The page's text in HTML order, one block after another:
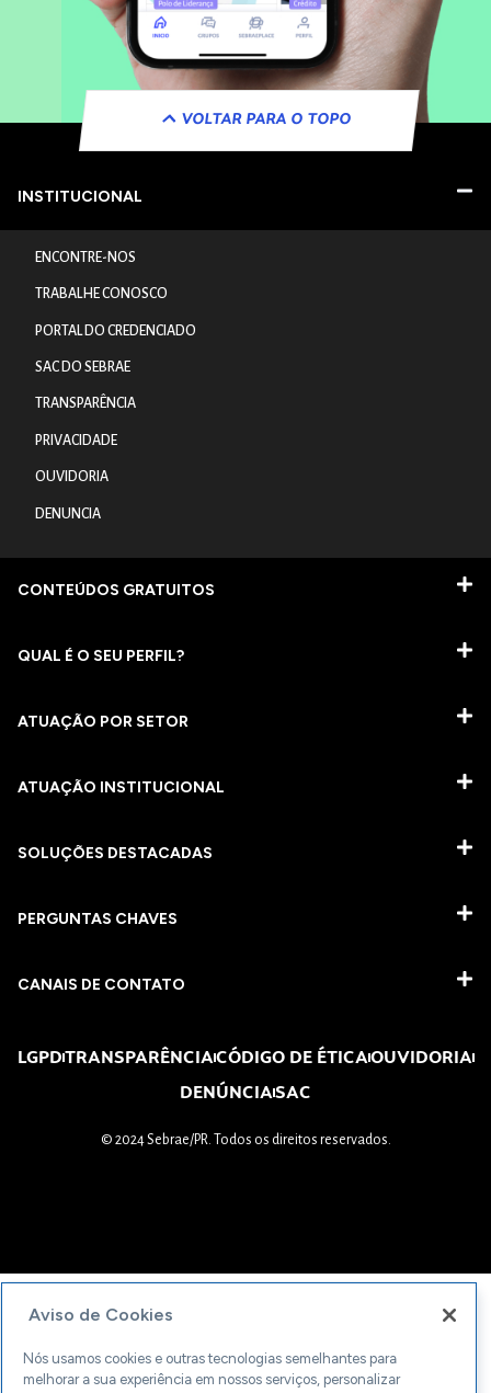
VOLTAR PARA O TOPO
INSTITUCIONAL
ENCONTRE-NOS
TRABALHE CONOSCO
PORTAL DO CREDENCIADO
SAC DO SEBRAE
TRANSPARÊNCIA
PRIVACIDADE
OUVIDORIA
DENUNCIA
CONTEÚDOS GRATUITOS
QUAL É O SEU PERFIL?
ATUAÇÃO POR SETOR
ATUAÇÃO INSTITUCIONAL
SOLUÇÕES DESTACADAS
PERGUNTAS CHAVES​
CANAIS DE CONTATO
LGPDTRANSPARÊNCIACÓDIGO DE ÉTICAOUVIDORIA
DENÚNCIASAC
© 2024 Sebrae/PR. Todos os direitos reservados.
Aviso de Cookies
Nós usamos cookies e outras tecnologias semelhantes para
melhorar a sua experiência em nossos serviços, personalizar